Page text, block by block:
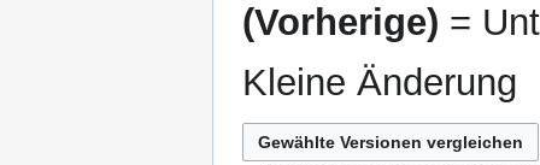
(Vorherige) =
Kleine Änderung